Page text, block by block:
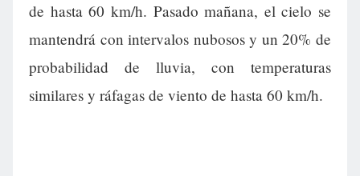
de hasta 60 km/h. Pasado mañana, el cielo se
mantendrá con intervalos nubosos y un 20% de
probabilidad de lluvia, con temperaturas
similares y ráfagas de viento de hasta 60 km/h.